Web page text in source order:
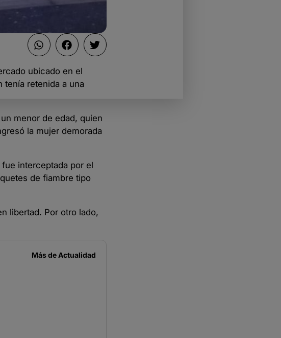
ubicado en el
tenía retenida a una
menor de edad, quien
la mujer demorada
interceptada por el
de fiambre tipo
libertad. Por otro lado,
Más de Actualidad